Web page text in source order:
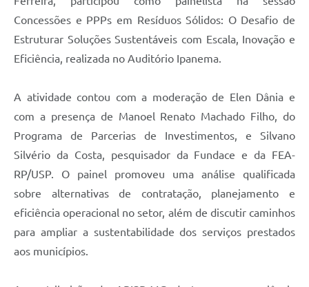
Concessões e PPPs em Resíduos Sólidos: O Desafio de
Estruturar Soluções Sustentáveis com Escala, Inovação e
Eficiência, realizada no Auditório Ipanema.
A atividade contou com a moderação de Elen Dânia e
com a presença de Manoel Renato Machado Filho, do
Programa de Parcerias de Investimentos, e Silvano
Silvério da Costa, pesquisador da Fundace e da FEA-
RP/USP. O painel promoveu uma análise qualificada
sobre alternativas de contratação, planejamento e
eficiência operacional no setor, além de discutir caminhos
para ampliar a sustentabilidade dos serviços prestados
aos municípios.